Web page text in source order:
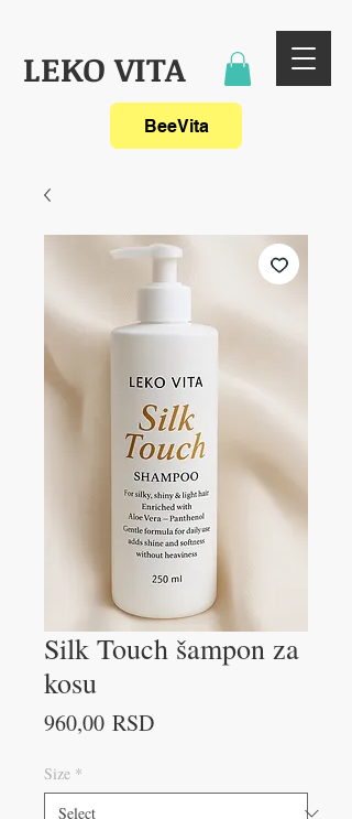
LEKO VITA
BeeVita
Silk Touch šampon za
kosu
960,00 RSDPrice
Size *